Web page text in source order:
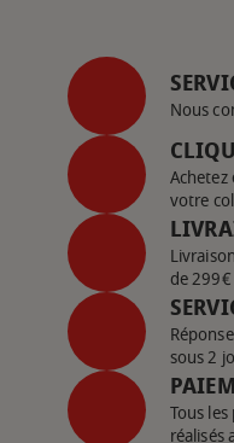
Nous
votre
de 299€
sous 2
Tous
réalisés